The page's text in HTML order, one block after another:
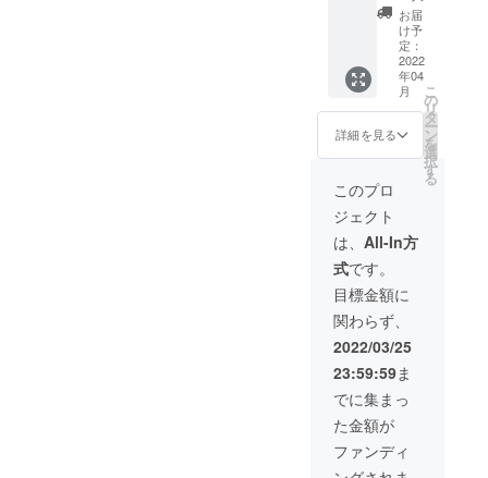
してい
るた
め、お
得で
す。
トして
冷凍保
保存し
ておく
と美味
しさを
そのま
ま次食
めま
礼の
メッ
セージ
付き 価
格につ
いて
ネット
販売で
３００
０円
（送料
別）で
販売し
てお
トして
冷凍保
保存し
ておく
と美味
しさを
そのま
ま次食
めま
す。 お
礼の
メッ
セージ
付き 価
格につ
いて
ネット
販売で
は１kg
３００
０円
（送料
別）で
販売し
てお
０００
円相当
のセッ
ト 内容
量：約
１２
個〜１
５個
（サイ
ズによ
り、多
少の前
後はあ
りま
す。）
干し肉
は、４
００gに
なりま
す。 保
存方
法：干
し肉
は、冷
蔵での
保存が
好まし
お届
け予
定：
2022
年04
月
詳細を見る
こ
の
リ
タ
ー
ン
を
選
択
す
る
このプロ
ジェクト
は、 All-In方
式です。
目標金額に
関わらず、
2022/03/25
23:59:59ま
でに集まっ
た金額が
ファンディ